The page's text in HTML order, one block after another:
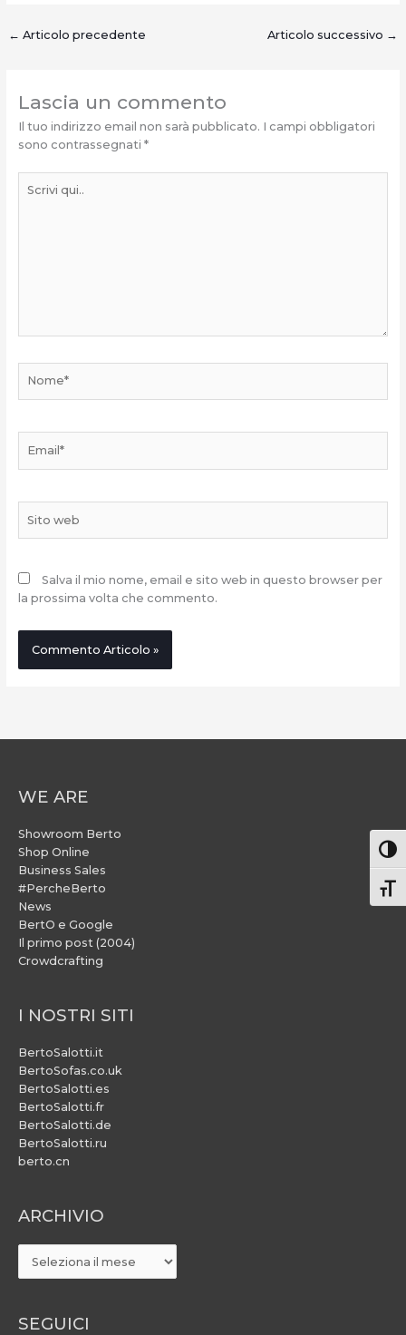
← Articolo precedente Articolo successivo →
Lascia un commento
Il tuo indirizzo email non sarà pubblicato. I campi obbligatori
sono contrassegnati *
qui..
web
Salva il mio nome, email e sito web in questo browser per
la prossima volta che commento.
WE ARE
Showroom Berto
Shop Online
Business Sales
#PercheBerto
News
BertO e Google
Il primo post (2004)
Crowdcrafting
I NOSTRI SITI
BertoSalotti.it
BertoSofas.co.uk
BertoSalotti.es
BertoSalotti.fr
BertoSalotti.de
BertoSalotti.ru
berto.cn
ARCHIVIO
ARCHIVIO
SEGUICI